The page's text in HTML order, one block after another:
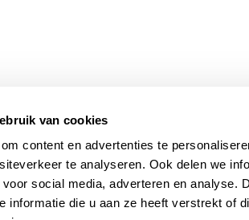
van cookies
content en advertenties te
te analyseren. Ook delen we
social media, adverteren en analyse.
informatie die u aan ze heeft verstrekt of